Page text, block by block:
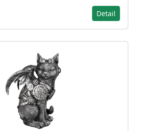
Detail